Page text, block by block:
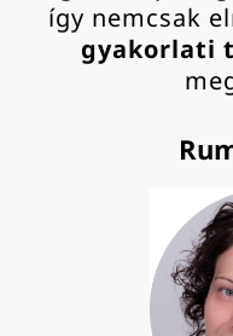
így nemcsak
gyakorlati